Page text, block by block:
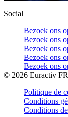
Social
Bezoek ons
Bezoek ons
Bezoek ons
Bezoek ons
Bezoek ons
© 2026 Euractiv FR
Politique de
Conditions
Conditions